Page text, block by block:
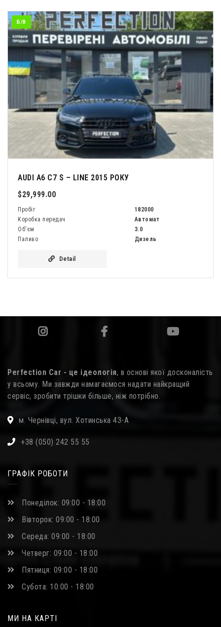
Б/В
AUDI A6 C7 S – LINE 2015 РОКУ
$29,999.00
Пробіг
182000
Коробка передач
Автомат
Об'єм
3.0
Паливо
Дизель
Detail
Perfection Car - це ідеологія, в основі якої досконалість
у всьому. Ми завжди намагаємося надати найкращий
сервіс, зробити трішки більше, ніж потрібно.
м. Чернівці, вул. Хотинська 43-А
+38 (050) 242 55 55
ГРАФІК РОБОТИ
Понеділок: 09:00 - 18:00
Вівторок: 09:00 - 18:00
Середа: 09:00 - 18:00
Четверг: 09:00 - 18:00
Пятниця: 09:00 - 18:00
Субота: 10:00 - 18:00
МИ НА КАРТІ